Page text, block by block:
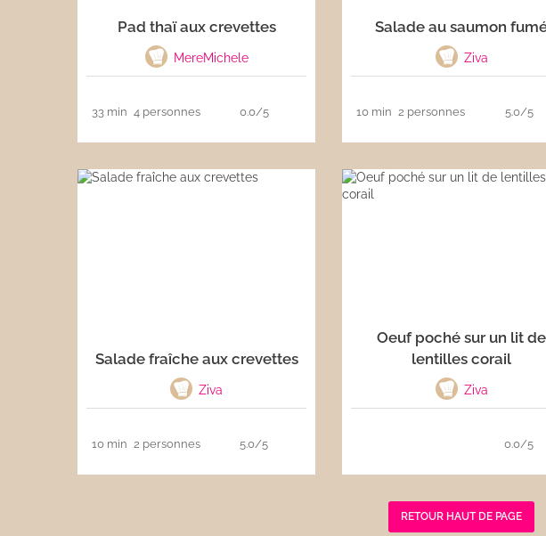
Pad thaï aux crevettes
MereMichele
33 min 4 personnes 0.0/5
Salade au saumon
Ziva
10 min 2 personnes 5.0/5
Salade fraîche aux crevettes
Ziva
10 min 2 personnes 5.0/5
Oeuf poché sur un lit de
lentilles corail
Ziva
0.0/5
RETOUR HAUT DE PAGE